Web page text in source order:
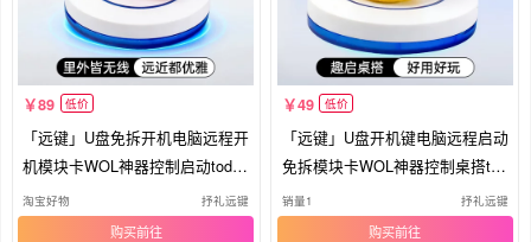
89 低价
「远键」U盘免拆开机电脑远程开
机模块卡WOL神器控制启动todes
k键
淘宝好物 抒礼远键
购买
49 低价
「远键」U盘开机键电脑远程启动
免拆模块卡WOL神器控制桌搭tod
esk
销量1 抒礼远键
购买